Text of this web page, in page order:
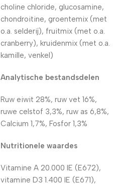
choline chloride, glucosamine,
chondroitine, groentemix (met
o.a. selderij), fruitmix (met o.a.
cranberry), kruidenmix (met o.a.
kamille, venkel)
Analytische bestandsdelen
Ruw eiwit 28%, ruw vet 16%,
ruwe celstof 3,3%, ruw as 6,8%,
Calcium 1,7%, Fosfor 1,3%
Nutritionele waardes
Vitamine A 20.000 IE (E672),
vitamine D3 1.400 IE (E671),